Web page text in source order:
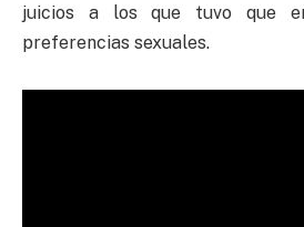
juicios a los que tuvo que
preferencias sexuales.